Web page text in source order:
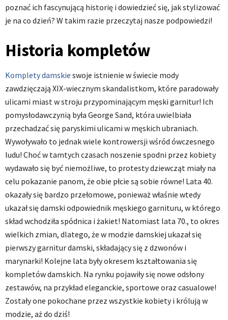
poznać ich fascynującą historię i dowiedzieć się, jak stylizować
je na co dzień? W takim razie przeczytaj nasze podpowiedzi!
Historia kompletów
Komplety damskie swoje istnienie w świecie mody
zawdzięczają XIX-wiecznym skandalistkom, które paradowały
ulicami miast w stroju przypominającym męski garnitur! Ich
pomysłodawczynią była George Sand, która uwielbiała
przechadzać się paryskimi ulicami w męskich ubraniach.
Wywoływało to jednak wiele kontrowersji wśród ówczesnego
ludu! Choć w tamtych czasach noszenie spodni przez kobiety
wydawało się być niemożliwe, to protesty dziewcząt miały na
celu pokazanie panom, że obie płcie są sobie równe! Lata 40.
okazały się bardzo przełomowe, ponieważ właśnie wtedy
ukazał się damski odpowiednik męskiego garnituru, w którego
skład wchodziła spódnica i żakiet! Natomiast lata 70., to okres
wielkich zmian, dlatego, że w modzie damskiej ukazał się
pierwszy garnitur damski, składający się z dzwonów i
marynarki! Kolejne lata były okresem kształtowania się
kompletów damskich. Na rynku pojawiły się nowe odsłony
zestawów, na przykład eleganckie, sportowe oraz casualowe!
Zostały one pokochane przez wszystkie kobiety i królują w
modzie, aż do dziś!